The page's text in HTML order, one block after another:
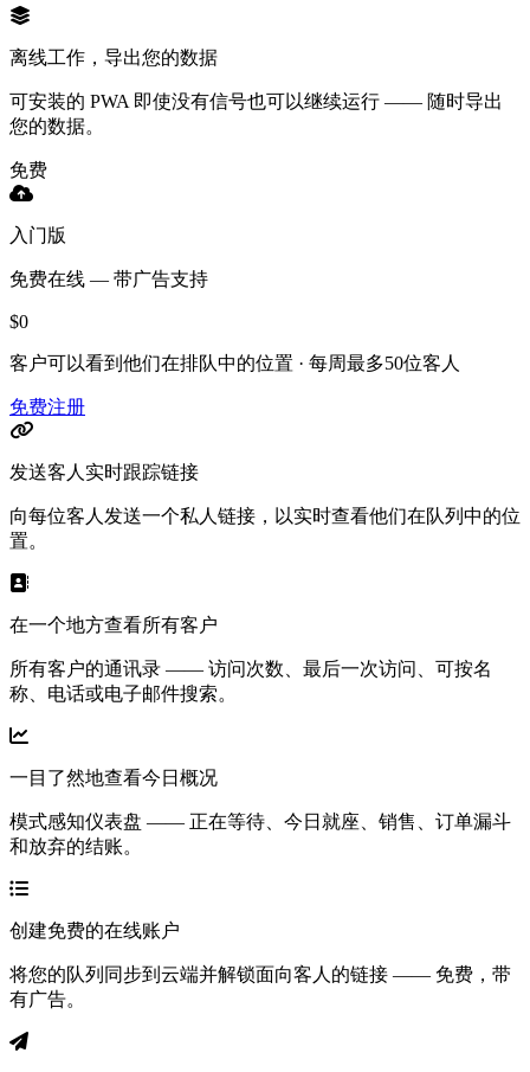
离线工作，导出您的数据
可安装的 PWA 即使没有信号也可以继续运行 —— 随时导出
您的数据。
免费
入门版
免费在线 — 带广告支持
$0
客户可以看到他们在排队中的位置 · 每周最多50位客人
免费注册
发送客人实时跟踪链接
向每位客人发送一个私人链接，以实时查看他们在队列中的位
置。
在一个地方查看所有客户
所有客户的通讯录 —— 访问次数、最后一次访问、可按名
称、电话或电子邮件搜索。
一目了然地查看今日概况
模式感知仪表盘 —— 正在等待、今日就座、销售、订单漏斗
和放弃的结账。
创建免费的在线账户
将您的队列同步到云端并解锁面向客人的链接 —— 免费，带
有广告。